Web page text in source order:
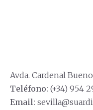
Avda. Cardenal
Teléfono: (+34) 954
Email: